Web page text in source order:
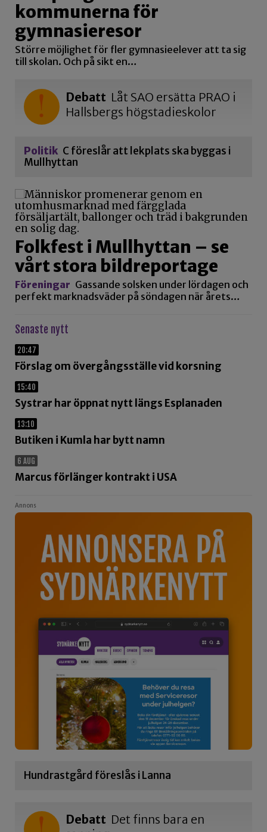
kommunerna för
gymnasieresor
Större möjlighet för fler gymnasieelever att ta sig
till skolan. Och på sikt en…
Debatt Låt SAO ersätta PRAO i
Hallsbergs högstadieskolor
Politik C föreslår att lekplats ska byggas i
Mullhyttan
Folkfest i Mullhyttan – se
vårt stora bildreportage
Föreningar Gassande solsken under lördagen och
perfekt marknadsväder på söndagen när årets…
Senaste nytt
20:47
Förslag om övergångsställe vid korsning
15:40
Systrar har öppnat nytt längs Esplanaden
13:10
Butiken i Kumla har bytt namn
6 AUG
Marcus förlänger kontrakt i USA
Annons
Hundrastgård föreslås i Lanna
Debatt Det finns bara en